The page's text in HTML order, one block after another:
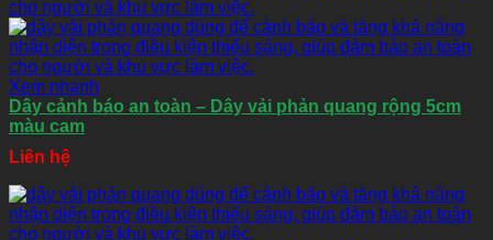
Xem nhanh
Dây cảnh báo an toàn – Dây vải phản quang rộng 5cm
màu cam
Liên hệ